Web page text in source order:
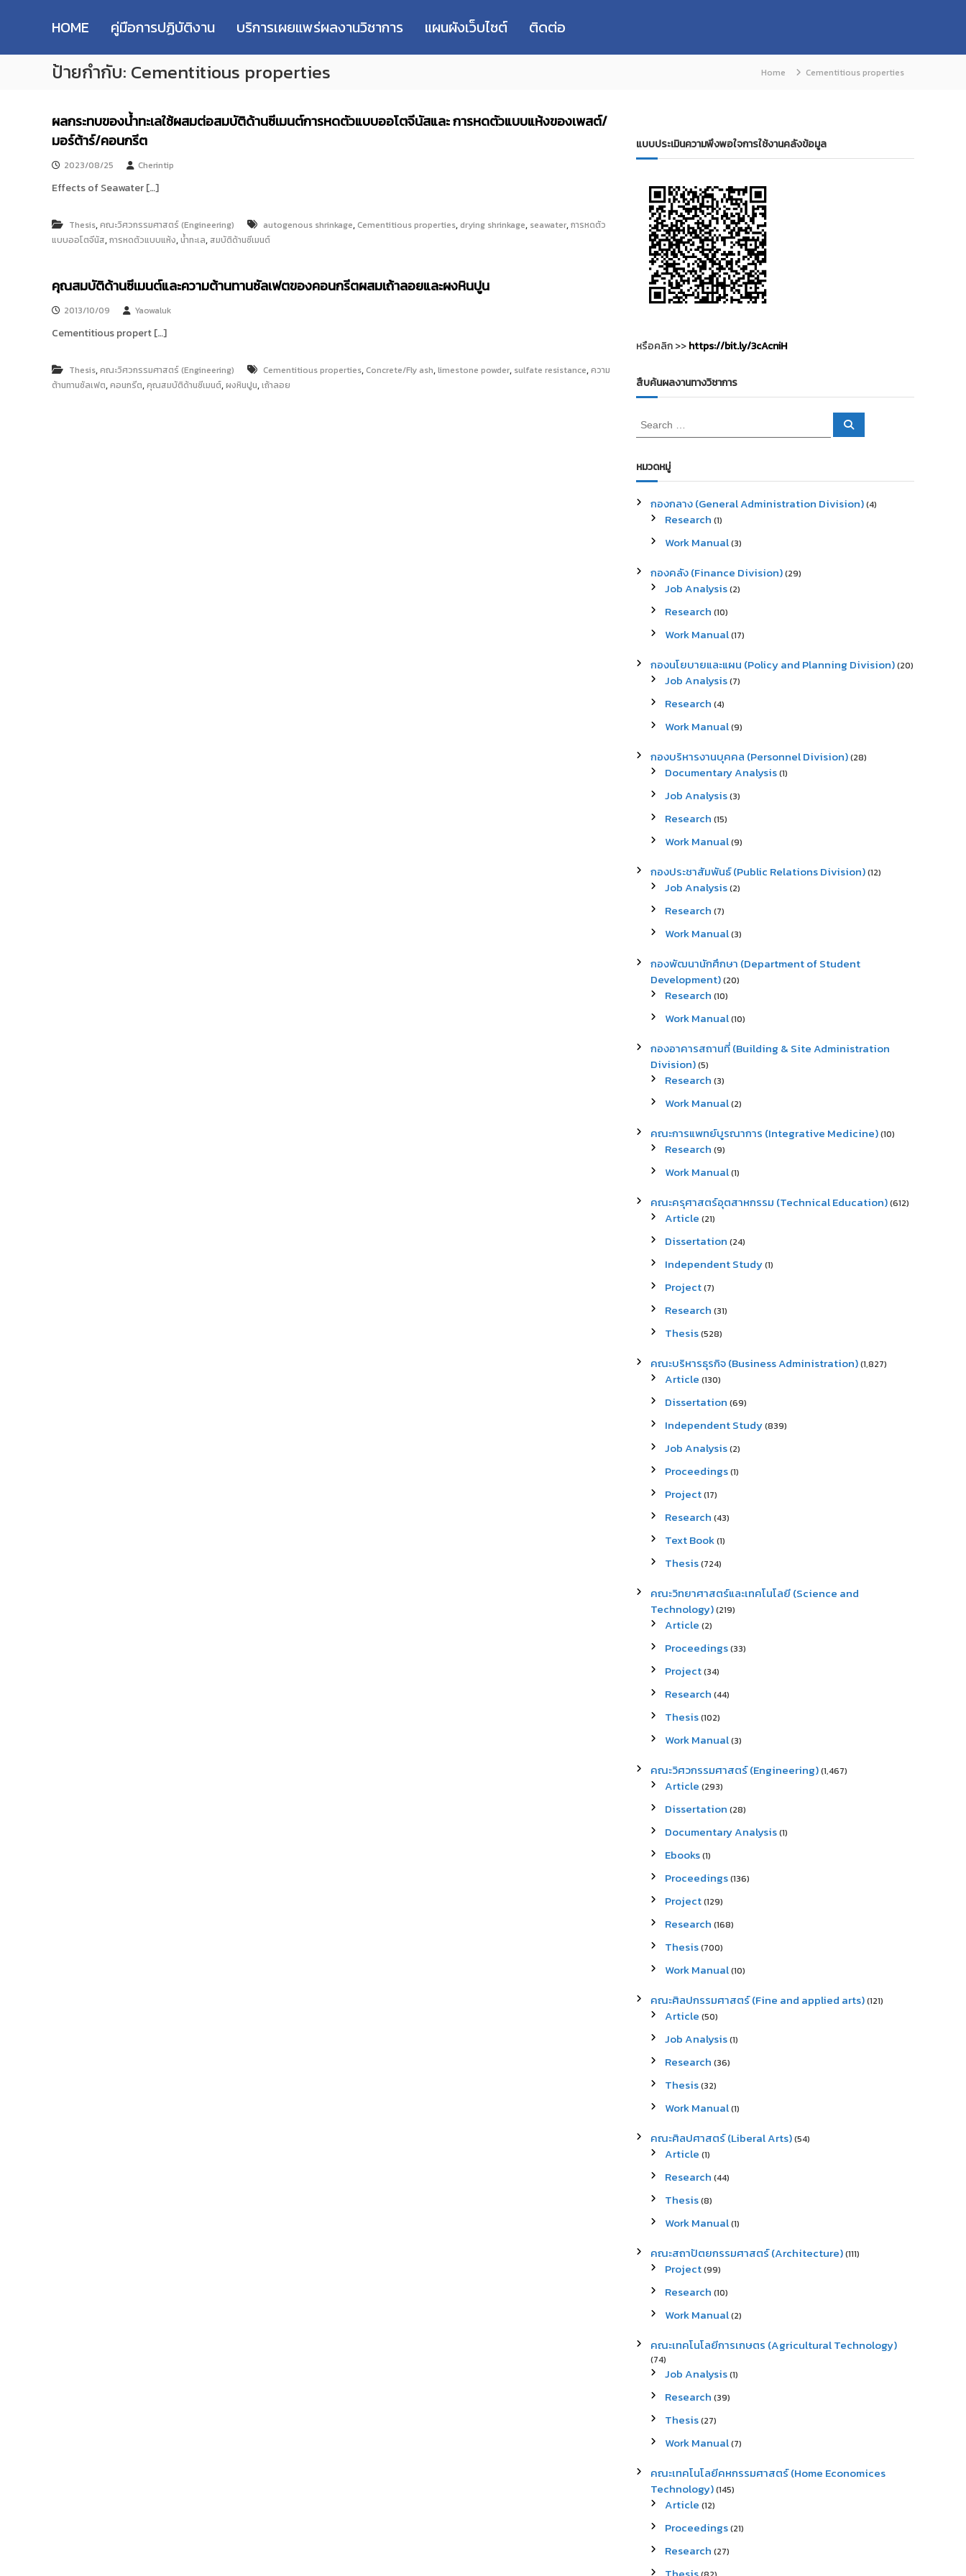
p
M
T
T
e
s
e
a
r
c
h
R
e
o
s
t
r
y
ห
วิ
ท
ย
เ
โ
โ
า
ช
ม
ค
ธั
ญ
HOME คู่มือการปฏิบัติงาน บริการเผยแพร่ผลงานวิชาการ แผนผังเว็บไซต์ ติดต่อ
ป้ายกำกับ: Cementitious properties Home Cementitious properties
ผลกระทบของน้ำทะเลใช้ผสมต่อสมบัติด้านซีเมนต์การหดตัวแบบออโตจีนัสและ การหดตัวแบบแห้งของเพสต์/
มอร์ต้าร์/คอนกรีต
2023/08/25 Cherintip
Effects of Seawater […]
Thesis,คณะวิศวกรรมศาสตร์ (Engineering) autogenous shrinkage, Cementitious properties,drying shrinkage, seawater,การหดตัว
แบบออโตจีนัส,การหดตัวแบบแห้ง,น้ำทะเล, สมบัติด้านซีเมนต์
คุณสมบัติด้านซีเมนต์และความต้านทานซัลเฟตของคอนกรีตผสมเถ้าลอยและผงหินปูน
2013/10/09 Yaowaluk
Cementitious propert […]
Thesis,คณะวิศวกรรมศาสตร์ (Engineering) Cementitious properties, Concrete/Fly ash,limestone powder, sulfate resistance,ความ
ต้านทานซัลเฟต,คอนกรีต,คุณสมบัติด้านซีเมนต์,ผงหินปูน,เถ้าลอย
แบบประเมินความพึงพอใจการใช้งานคลังข้อมูล
หรือคลิก >>https://bit.ly/3cAcniH
สืบค้นผลงานทางวิชาการ
S
e
r
c
f
S
หมวดหมู่
กองกลาง (General Administration Division)(4)
Research (1)
Work Manual(3)
กองคลัง (Finance Division)(29)
Job Analysis(2)
Research (10)
Work Manual(17)
กองนโยบายและแผน (Policy and Planning Division)(20)
Job Analysis(7)
Research (4)
Work Manual(9)
กองบริหารงานบุคคล (Personnel Division)(28)
Documentary Analysis(1)
Job Analysis(3)
Research (15)
Work Manual(9)
กองประชาสัมพันธ์ (Public Relations Division)(12)
Job Analysis(2)
Research (7)
Work Manual(3)
กองพัฒนานักศึกษา (Department of Student
Development)(20)
Research (10)
Work Manual(10)
กองอาคารสถานที่ (Building & Site Administration
Division)(5)
Research (3)
Work Manual(2)
คณะการแพทย์บูรณาการ (Integrative Medicine)(10)
Research (9)
Work Manual(1)
คณะครุศาสตร์อุตสาหกรรม (Technical Education)(612)
Article (21)
Dissertation (24)
Independent Study(1)
Project(7)
Research (31)
Thesis(528)
คณะบริหารธุรกิจ (Business Administration)(1,827)
Article (130)
Dissertation (69)
Independent Study(839)
Job Analysis(2)
Proceedings(1)
Project(17)
Research (43)
Text Book(1)
Thesis(724)
คณะวิทยาศาสตร์และเทคโนโลยี (Science and
Technology)(219)
Article (2)
Proceedings(33)
Project(34)
Research (44)
Thesis(102)
Work Manual(3)
คณะวิศวกรรมศาสตร์ (Engineering)(1,467)
Article (293)
Dissertation (28)
Documentary Analysis(1)
Ebooks(1)
Proceedings(136)
Project(129)
Research (168)
Thesis(700)
Work Manual(10)
คณะศิลปกรรมศาสตร์ (Fine and applied arts)(121)
Article (50)
Job Analysis(1)
Research (36)
Thesis(32)
Work Manual(1)
คณะศิลปศาสตร์ (Liberal Arts)(54)
Article (1)
Research (44)
Thesis(8)
Work Manual(1)
คณะสถาปัตยกรรมศาสตร์ (Architecture)(111)
Project(99)
Research (10)
Work Manual(2)
คณะเทคโนโลยีการเกษตร (Agricultural Technology)
(74)
Job Analysis(1)
Research (39)
Thesis(27)
Work Manual(7)
คณะเทคโนโลยีคหกรรมศาสตร์ (Home Economices
Technology)(145)
Article (12)
Proceedings(21)
Research (27)